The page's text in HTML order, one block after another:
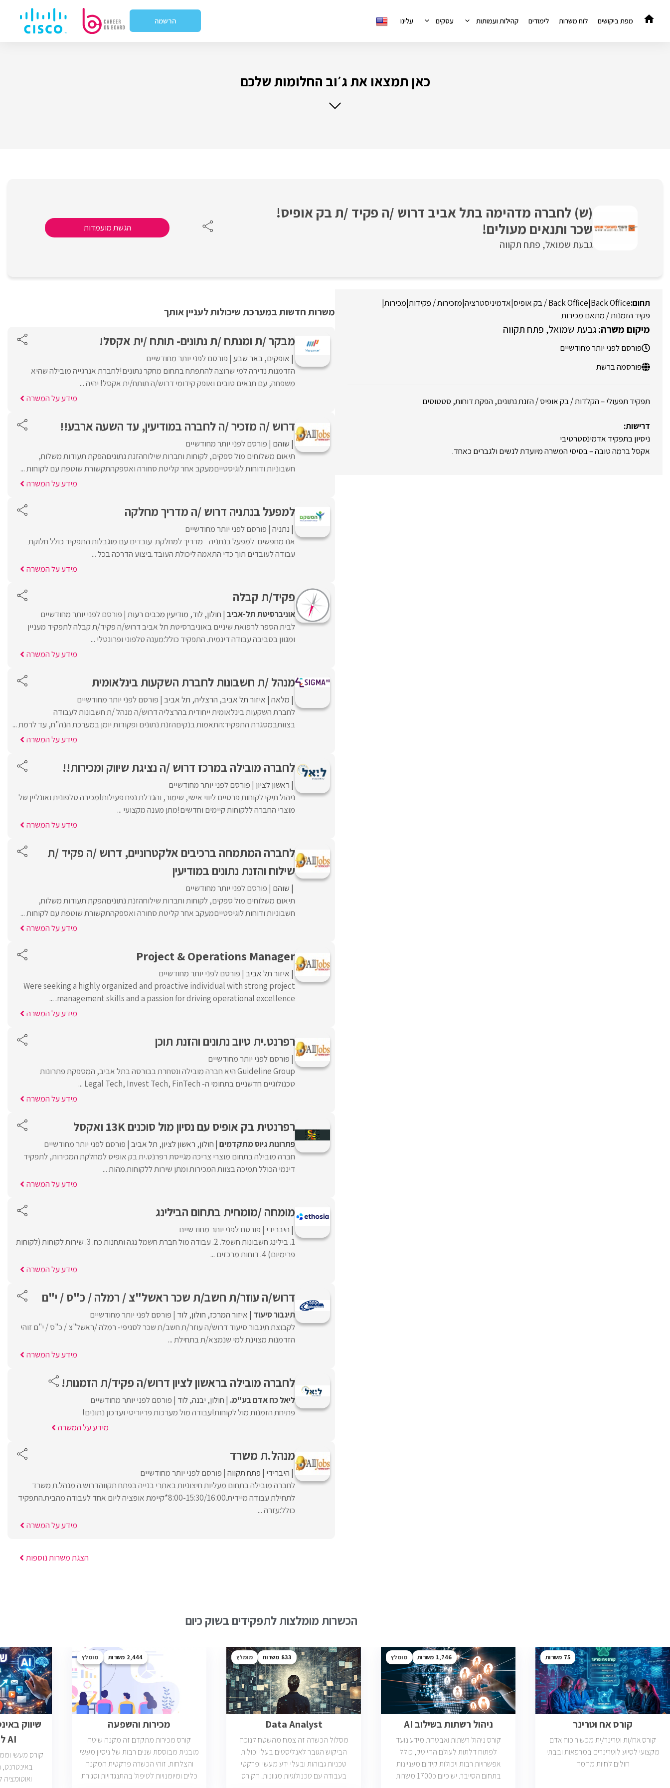
לתוכן
מפת ביקושים לוח משרות לימודים קהילות ועמותות עסקים עלינו הרשמה
כאן תמצאו את ג׳וב החלומות שלכם
(ש) לחברה מדהימה בתל אביב דרוש /ה פקיד /ת בק אופיס!
שכר ותנאים מעולים!
גבעת שמואל פתח תקווה
הגשת מועמדות
Back Office
|Back Office / בק אופיס |אדמיניסטרציה|מזכירות / פקידות|מכירות|
פקיד הזמנות / מתאם מכירות
גבעת שמואל פתח תקווה
פורסם לפני יותר מחודשיים
פורסמה ברשת
תפקיד תפעולי – הקלדות / בק אופיס / הזנת נתונים, הפקת דוחות, סטטוסים
דרישות:
ניסיון בתפקיד אדמינסטרטיבי
אקסל ברמה טובה – בסיסי המשרה מיועדת לנשים ולגברים כאחד.
משרות חדשות במערכת שיכולות לעניין אותך
מבקר /ת ומנתח /ת נתונים- תותח /ית אקסל!
אופקים באר שבע פורסם לפני יותר מחודשיים
הזדמנות נדירה למי שרוצה להתפתח בתחום מחקר נתונים!לחברת אנרגייה מובילה שהיא
משפחה, עם תנאים טובים ואופק קידומי דרוש/ה תותח/ית אקסל! יהיה ...
מידע על המשרה
דרוש /ה מזכיר /ה לחברה במודיעין, עד השעה ארבע!!
שוהם פורסם לפני יותר מחודשיים
תיאום משלוחים מול ספקים, לקוחות וחברות שילוחהזנת נתוניםהפקת תעודות משלוח,
חשבוניות ודוחות לוגיסטייםמעקב אחר קליטת סחורה ואספקהתקשורת שוטפת עם לקוחות ...
מידע על המשרה
למפעל בנתניה דרוש /ה מדריך מחלקה
נתניה פורסם לפני יותר מחודשיים
אנו מחפשים למפעל בנתניה מדריך למחלקת עובדים עם מוגבלות התפקיד כולל חלוקת
עבודה לעובדים תוך כדי התאמה ליכולת העובד.ביצוע הדרכה בכל ...
מידע על המשרה
פקיד/ת קבלה
אוניברסיטת תל-אביב חולון לוד מודיעין מכבים רעות פורסם לפני יותר מחודשיים
לבית הספר לרפואת שיניים באוניברסיטת תל אביב דרוש/ה פקיד/ת קבלה לתפקיד מעניין
ומגוון בסביבה עבודה דינמית. התפקיד כולל:מענה טלפוני ופרונטלי ...
מידע על המשרה
מנהל /ת חשבונות לחברת השקעות בינלאומית
מלאה איזור תל אביב הרצליה תל אביב פורסם לפני יותר מחודשיים
לחברת השקעות בינלאומית ייחודית בהרצליה דרוש/ה מנהל /ת חשבונות לעבודה
בצוותבמסגרת התפקיד:התאמות בנקיםהזנת נתונים ופקודות יומן במערכת הנה"ח, עד לרמת ...
מידע על המשרה
לחברה מובילה במרכז דרוש /ה נציגת שיווק ומכירות!!
ראשון לציון פורסם לפני יותר מחודשיים
ניהול תיקי לקוחות פרטיים ליווי אישי, שימור, והגדלת נפח פעילות!מכירה טלפונית ואונליין של
מוצרי החברה ללקוחות קיימים וחדשים!מתן מענה מקצועי ...
מידע על המשרה
לחברה המתמחה ברכיבים אלקטרוניים, דרוש /ה פקיד /ת
שילוח והזנת נתונים במודיעין
שוהם פורסם לפני יותר מחודשיים
תיאום משלוחים מול ספקים, לקוחות וחברות שילוחהזנת נתוניםהפקת תעודות משלוח,
חשבוניות ודוחות לוגיסטייםמעקב אחר קליטת סחורה ואספקהתקשורת שוטפת עם לקוחות ...
מידע על המשרה
Project & Operations Manager
איזור תל אביב פורסם לפני יותר מחודשיים
Were seeking a highly organized and proactive individual with strong project
management skills and a passion for driving operational excellence. ...
מידע על המשרה
רפרנט.ית טיוב נתונים והזנת תוכן
פורסם לפני יותר מחודשיים
Guideline Group היא חברה מובילה ונסחרת בבורסה בתל אביב, המספקת פתרונות
טכנולוגיים חדשניים בתחומי ה- Legal Tech, Invest Tech, FinTech ...
מידע על המשרה
רפרנטית בק אופיס עם נסיון מול סוכנים 13K ואקסל
פתרונות גיוס מתקדמים חולון ראשון לציון תל אביב פורסם לפני יותר מחודשיים
חברה מובילה בתחום מוצרי צריכה מגייסת רפרנט.ית בק אופיס למחלקת המכירות, לתפקיד
דינמי הכולל תמיכה בצוות המכירות ומתן שירות ללקוחות.מהות ...
מידע על המשרה
מומחה /מומחית בתחום הבילינג
היברידי פורסם לפני יותר מחודשיים
1. בילינג חשבונות חשמל. 2. עבודה מול חברת חשמל נגה ותחנות כח. 3. שירות לקוחות (לקוחות
פרימיום) 4. דוחות מרכזים ...
מידע על המשרה
דרוש/ה עוזר/ת חשב/ת שכר ראשל"צ / רמלה / כ"ס / י"ם
תיגבור סיעוד איזור המרכז חולון לוד פורסם לפני יותר מחודשיים
לקבוצת תיגבור סיעוד דרוש/ה עוזר/ת חשב/ת שכר לסניפי- רמלה /ראשל"צ / כ"ס / י"ם זוהי
הזדמנות מצוינת למי שנמצא/ת בתחילת ...
מידע על המשרה
לחברה מובילה בראשון לציון דרוש/ה פקיד/ת הזמנות!
ליאל כח אדם בע"מ. חולון יבנה לוד פורסם לפני יותר מחודשיים
פתיחת הזמנות מול לקוחות!עבודה מול מערכות פריוריטי ועדכון נתונים!
מידע על המשרה
מנהל.ת משרד
היברידי פתח תקווה פורסם לפני יותר מחודשיים
לחברה מובילה בתחום מעליות חיצוניות באתרי בנייה בפתח תקווהדרוש.ה מנהל.ת משרד
לתחילת עבודה מיידית.8:00-15:30/16:00*קיימת אופציה ליום אחד לעבודה מהבית.התפקיד
כולל:עזרה ...
מידע על המשרה
הצגת משרות נוספות
הכשרות מומלצות לתפקידים בשוק כיום
75
קורס אח וטרינר
קורס אח/ות וטרינר/ית מכשיר כוח אדם
מקצועי לסיוע לוטרינרים במרפאות ובבתי
חולים לחיות מחמד
1,746 מומלץ
ניהול רשתות בשילוב AI
קורס ניהול רשתות ואבטחת מידע נועד
לפתוח דלתות לעולם ההייטק, כולל
אפשרויות רבות ויכולות קידום מעניינות
בתחום הסייבר. יש כיום כ1700 משרות
833 מומלץ
Data Analyst
מסלול הכשרה זה צמח מהשטח לנוכח
הביקוש הגובר לאנליסטים בעלי יכולות
טכניות גבוהות ובעלי ידע מעשי ופרקטי
בעבודה עם טכנולוגיות מגוונות. הקורס
2,444 מומלץ
מכירות והשפעה
קורס מכירות מתקדם זה מקנה שיטה
מובנית מבוססת שנים רבות של ניסיון מעשי
והצלחות. זוהי הכשרה פרקטית המקנה
כלים ומיומנויות לטיפול בהתנגדויות וסגירת
שיווק
AI לבעלי עסקים
קורס מעשי
ואוטומציה